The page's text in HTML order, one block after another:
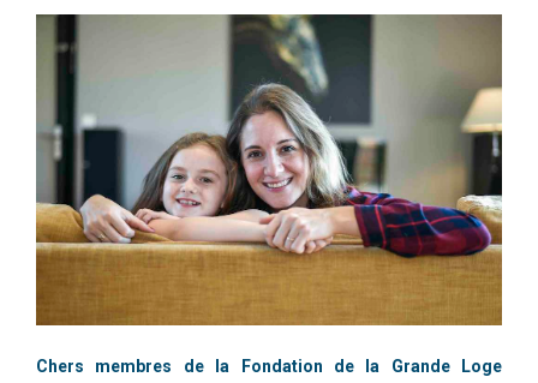
Chers membres de la Fondation de la Grande Loge